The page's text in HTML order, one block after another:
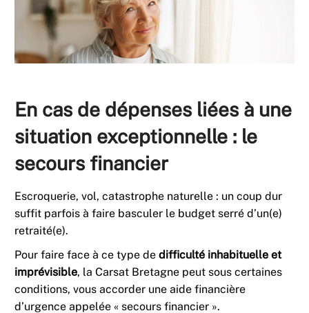
En cas de dépenses liées à une
situation exceptionnelle : le
secours financier
Escroquerie, vol, catastrophe naturelle : un coup dur
suffit parfois à faire basculer le budget serré d’un(e)
retraité(e).
Pour faire face à ce type de difficulté inhabituelle et
imprévisible, la Carsat Bretagne peut sous certaines
conditions, vous accorder une aide financière
d’urgence appelée « secours financier ».